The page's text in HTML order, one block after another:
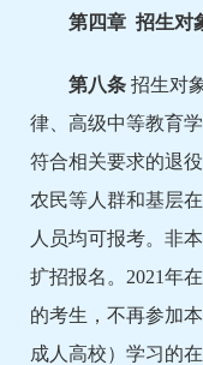
第四章 招生对
第八条 招生对
律、高级中等教育
符合相关要求的退
农民等人群和基层
人员均可报考。非
扩招报名。2021年
的考生，不再参加
成人高校）学习的